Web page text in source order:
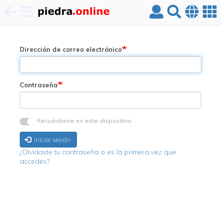
contenido
principal
Dirección de correo electrónico
Contraseña
Recuérdame en este dispositivo
Iniciar sesión
¿Olvidaste tu contraseña o es la primera vez que
accedes?